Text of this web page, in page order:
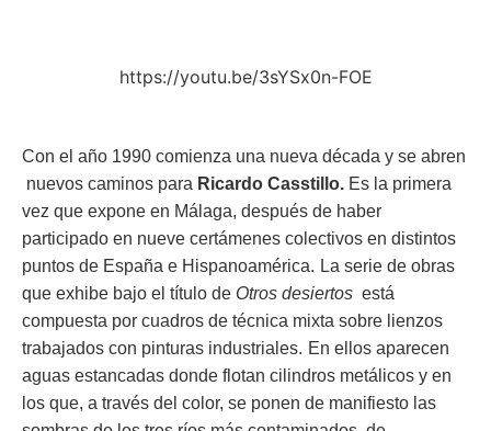
https://youtu.be/3sYSx0n-FOE
Con el año 1990 comienza una nueva década y se abren
nuevos caminos para Ricardo Casstillo. Es la primera
vez que expone en Málaga, después de haber
participado en nueve certámenes colectivos en distintos
puntos de España e Hispanoamérica. La serie de obras
que exhibe bajo el título de Otros desiertos está
compuesta por cuadros de técnica mixta sobre lienzos
trabajados con pinturas industriales. En ellos aparecen
aguas estancadas donde flotan cilindros metálicos y en
los que, a través del color, se ponen de manifiesto las